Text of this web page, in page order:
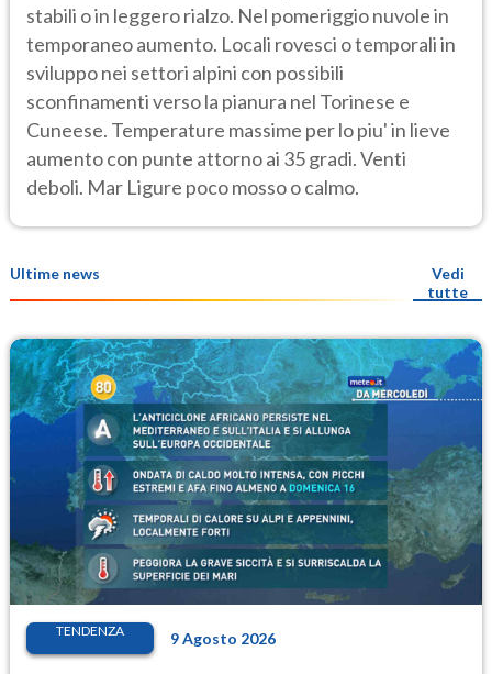
stabili o in leggero rialzo. Nel pomeriggio nuvole in
temporaneo aumento. Locali rovesci o temporali in
sviluppo nei settori alpini con possibili
sconfinamenti verso la pianura nel Torinese e
Cuneese. Temperature massime per lo piu' in lieve
aumento con punte attorno ai 35 gradi. Venti
deboli. Mar Ligure poco mosso o calmo.
Ultime news
Vedi
tutte
TENDENZA 9 Agosto 2026